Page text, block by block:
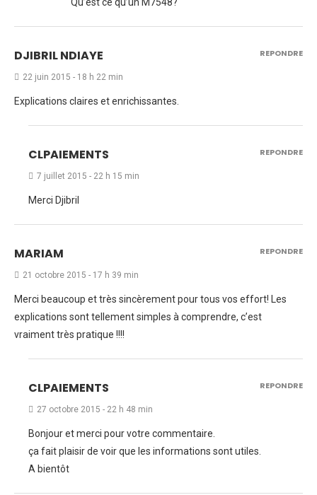
DJIBRIL NDIAYE
22 juin 2015 - 18 h 22 min
Explications claires et enrichissantes.
REPONDRE
CLPAIEMENTS
7 juillet 2015 - 22 h 15 min
Merci Djibril
REPONDRE
MARIAM
21 octobre 2015 - 17 h 39 min
Merci beaucoup et très sincèrement pour tous vos effort! Les
explications sont tellement simples à comprendre, c’est
vraiment très pratique !!!!
REPONDRE
CLPAIEMENTS
27 octobre 2015 - 22 h 48 min
Bonjour et merci pour votre commentaire.
ça fait plaisir de voir que les informations sont utiles.
A bientôt
REPONDRE